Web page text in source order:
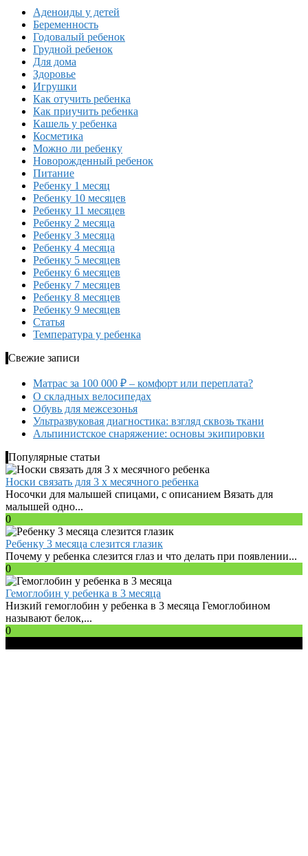
Аденоиды у детей
Беременность
Годовалый ребенок
Грудной ребенок
Для дома
Здоровье
Игрушки
Как отучить ребенка
Как приучить ребенка
Кашель у ребенка
Косметика
Можно ли ребенку
Новорожденный ребенок
Питание
Ребенку 1 месяц
Ребенку 10 месяцев
Ребенку 11 месяцев
Ребенку 2 месяца
Ребенку 3 месяца
Ребенку 4 месяца
Ребенку 5 месяцев
Ребенку 6 месяцев
Ребенку 7 месяцев
Ребенку 8 месяцев
Ребенку 9 месяцев
Статья
Температура у ребенка
Свежие записи
Матрас за 100 000 ₽ – комфорт или переплата?
О складных велосипедах
Обувь для межсезонья
Ультразвуковая диагностика: взгляд сквозь ткани
Альпинистское снаряжение: основы экипировки
Популярные статьи
Носки связать для 3 х месячного ребенка
Носочки для малышей спицами, с описанием Вязать для
малышей одно...
0
Ребенку 3 месяца слезится глазик
Почему у ребенка слезится глаз и что делать при появлении...
0
Гемоглобин у ребенка в 3 месяца
Низкий гемоглобин у ребенка в 3 месяца Гемоглобином
называют белок,...
0